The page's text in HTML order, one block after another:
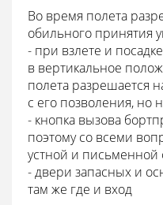
Во время полета
обильного принятия
- при взлете и
в вертикальное
полета разрешается
с его позволения, но
- кнопка вызова
поэтому со всеми
устной и
- двери запасных и
там же где и вход